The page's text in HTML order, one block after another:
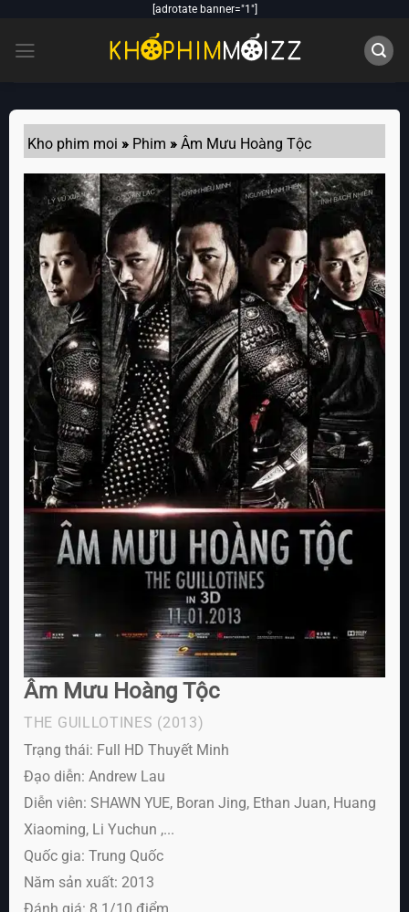
content
[adrotate banner="1"]
Kho phim moi » Phim »Âm Mưu Hoàng Tộc
Âm Mưu Hoàng Tộc
THE GUILLOTINES (2013)
Trạng thái: Full HD Thuyết Minh
Đạo diễn: Andrew Lau
Diễn viên: SHAWN YUE, Boran Jing, Ethan Juan, Huang
Xiaoming, Li Yuchun ,...
Quốc gia: Trung Quốc
Năm sản xuất: 2013